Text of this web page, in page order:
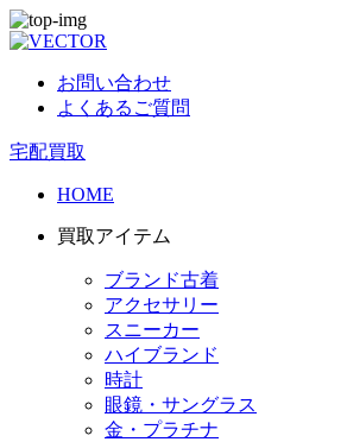
お問い合わせ
よくあるご質問
宅配買取
HOME
買取アイテム
ブランド古着
アクセサリー
スニーカー
ハイブランド
時計
眼鏡・サングラス
金・プラチナ